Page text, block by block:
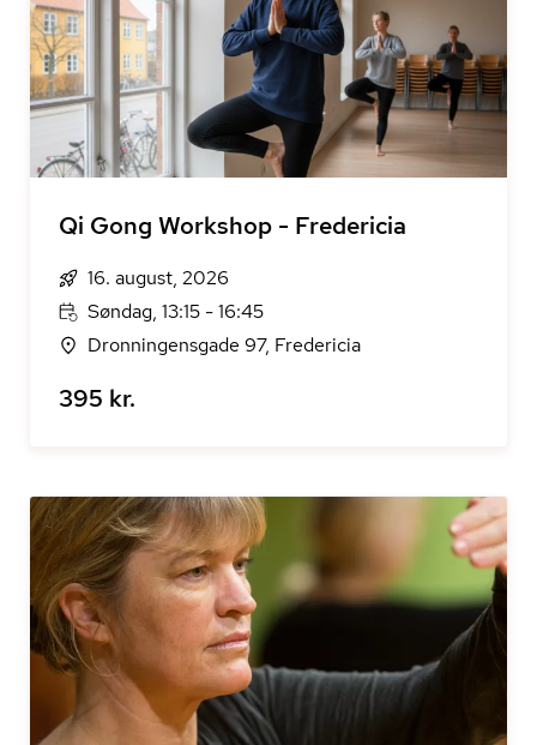
Qi Gong Workshop - Fredericia
16. august, 2026
Søndag, 13:15 - 16:45
Dronningensgade 97, Fredericia
395 kr.